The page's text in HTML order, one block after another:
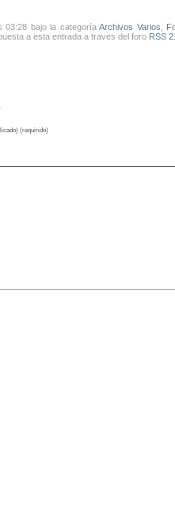
03:28 bajo la categoríaArchivos Varios
a esta entrada a traves del foro RSS
(requirido)